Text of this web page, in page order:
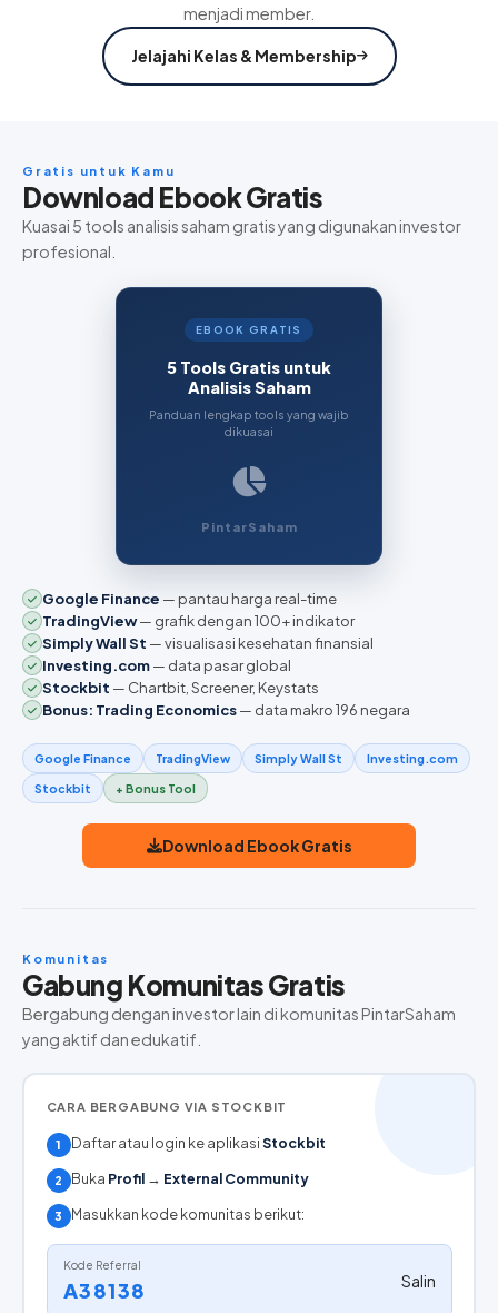
menjadi member.
Jelajahi Kelas & Membership
Gratis untuk Kamu
Download Ebook Gratis
Kuasai 5 tools analisis saham gratis yang digunakan investor
profesional.
EBOOK GRATIS
5 Tools Gratis untuk
Analisis Saham
Panduan lengkap tools yang wajib
dikuasai
PintarSaham
Google Finance — pantau harga real-time
TradingView— grafik dengan 100+ indikator
Simply Wall St — visualisasi kesehatan finansial
Investing.com— data pasar global
Stockbit — Chartbit, Screener, Keystats
Bonus: Trading Economics— data makro 196 negara
Google Finance TradingView Simply Wall St Investing.com
Stockbit + Bonus Tool
Download Ebook Gratis
Komunitas
Gabung Komunitas Gratis
Bergabung dengan investor lain di komunitas PintarSaham
yang aktif dan edukatif.
CARA BERGABUNG VIA STOCKBIT
1 Daftar atau login ke aplikasiStockbit
2 Buka Profil→ External Community
3 Masukkan kode komunitas berikut:
Kode Referral
A38138 Salin